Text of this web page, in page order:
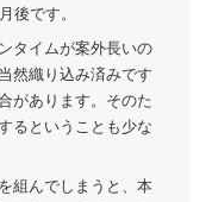
後です。
タイムが案外長いの
然織り込み済みです
があります。そのた
るということも少な
組んでしまうと、本